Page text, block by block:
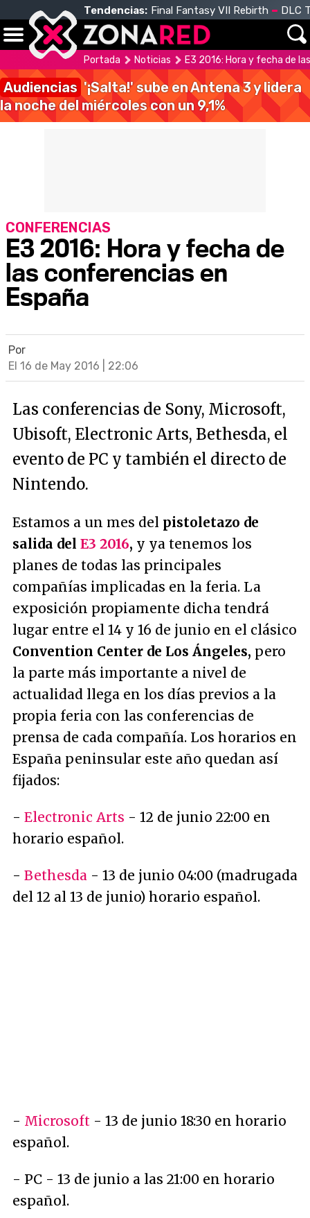
Tendencias: Final Fantasy VII Rebirth DLC
Portada Noticias E3 2016: Hora y fecha de
Audiencias '¡Salta!' sube en Antena 3 y lidera
la noche del miércoles con un 9,1%
E3 2016: Hora y fecha de
las conferencias en
España
CONFERENCIAS
Por
El 16 de May 2016 | 22:06
Las conferencias de Sony, Microsoft,
Ubisoft, Electronic Arts, Bethesda, el
evento de PC y también el directo de
Nintendo.
Estamos a un mes del pistoletazo de
salida del E3 2016, y ya tenemos los
planes de todas las principales
compañías implicadas en la feria. La
exposición propiamente dicha tendrá
lugar entre el 14 y 16 de junio en el clásico
Convention Center de Los Ángeles, pero
la parte más importante a nivel de
actualidad llega en los días previos a la
propia feria con las conferencias de
prensa de cada compañía. Los horarios en
España peninsular este año quedan así
fijados:
- Electronic Arts - 12 de junio 22:00 en
horario español.
- Bethesda - 13 de junio 04:00 (madrugada
del 12 al 13 de junio) horario español.
- Microsoft - 13 de junio 18:30 en horario
español.
- PC - 13 de junio a las 21:00 en horario
español.